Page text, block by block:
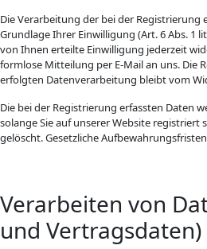
Die Verarbeitung der bei der
Grundlage Ihrer Einwilligung (Art. 6 Abs. 1
von Ihnen erteilte Einwilligung jederzeit
formlose Mitteilung per E-Mail an uns. Die
erfolgten Datenverarbeitung bleibt vom
Die bei der Registrierung erfassten Daten
solange Sie auf unserer Website registriert
gelöscht. Gesetzliche
Verarbeiten von
und Vertragsdaten)